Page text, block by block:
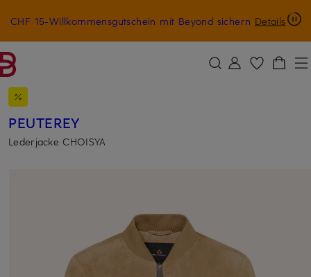
ZUM HAUPTINHALT ÜBERSPRINGEN ZUM SUCHFELD ÜBERSPRINGEN
CHF 15-Willkommensgutschein mit Beyond sichern Details
PEUTEREY
Lederjacke CHOISYA